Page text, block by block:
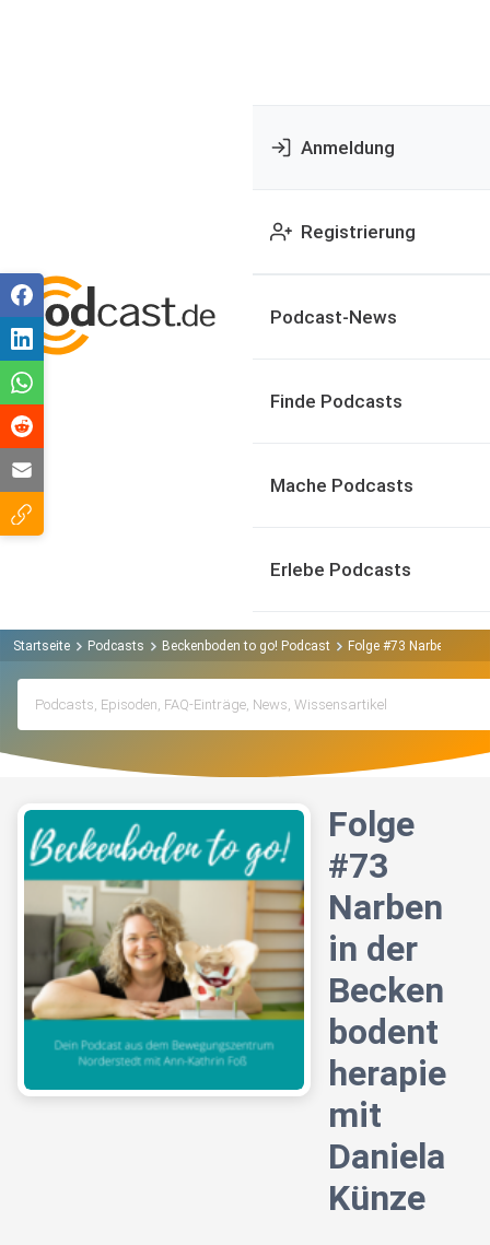
Anmeldung
Registrierung
Podcast-News
Finde Podcasts
Mache Podcasts
Erlebe Podcasts
Startseite Podcasts Beckenboden to go! Podcast Folge #73 Narben in
Folge
#73
Narben
in der
Becken
bodent
herapie
mit
Daniela
Künze